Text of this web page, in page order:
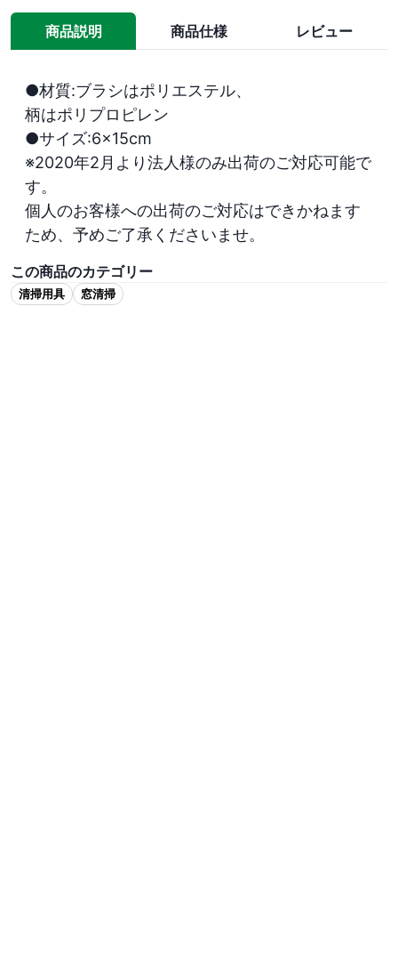
商品説明 商品仕様 レビュー
●材質:ブラシはポリエステル、
柄はポリプロピレン
●サイズ:6×15cm
※2020年2月より法人様のみ出荷のご対応可能で
す。
個人のお客様への出荷のご対応はできかねます
ため、予めご了承くださいませ。
この商品のカテゴリー
清掃用具 窓清掃